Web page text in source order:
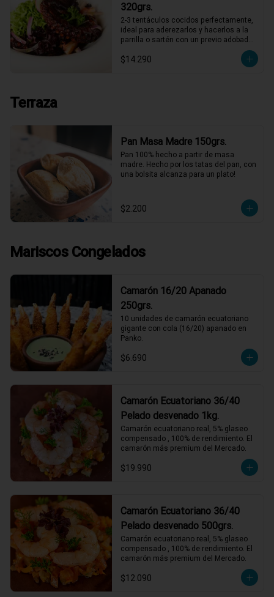
320grs.
2-3 tentáculos cocidos perfectamente,
ideal para aderezarlos y hacerlos a la
parrilla o sartén con un previo adobado,
alguna salsa mayonesa
$14.290
Terraza
Pan Masa Madre 150grs.
Pan 100% hecho a partir de masa
madre. Hecho por los tatas del pan, con
una bolsita alcanza para un plato!
$2.200
Mariscos Congelados
Camarón 16/20 Apanado
250grs.
10 unidades de camarón ecuatoriano
gigante con cola (16/20) apanado en
Panko.
$6.690
Camarón Ecuatoriano 36/40
Pelado desvenado 1kg.
Camarón ecuatoriano real, 5% glaseo
compensado , 100% de rendimiento. El
camarón más premium del Mercado.
$19.990
Camarón Ecuatoriano 36/40
Pelado desvenado 500grs.
Camarón ecuatoriano real, 5% glaseo
compensado , 100% de rendimiento. El
camarón más premium del Mercado.
$12.090